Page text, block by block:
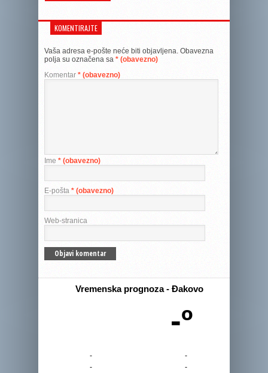
KOMENTIRAJTE
Vaša adresa e-pošte neće biti objavljena. Obavezna
polja su označena sa * (obavezno)
Komentar * (obavezno)
Ime * (obavezno)
E-pošta * (obavezno)
Web-stranica
Vremenska prognoza - Đakovo
-º
-
-
-
-